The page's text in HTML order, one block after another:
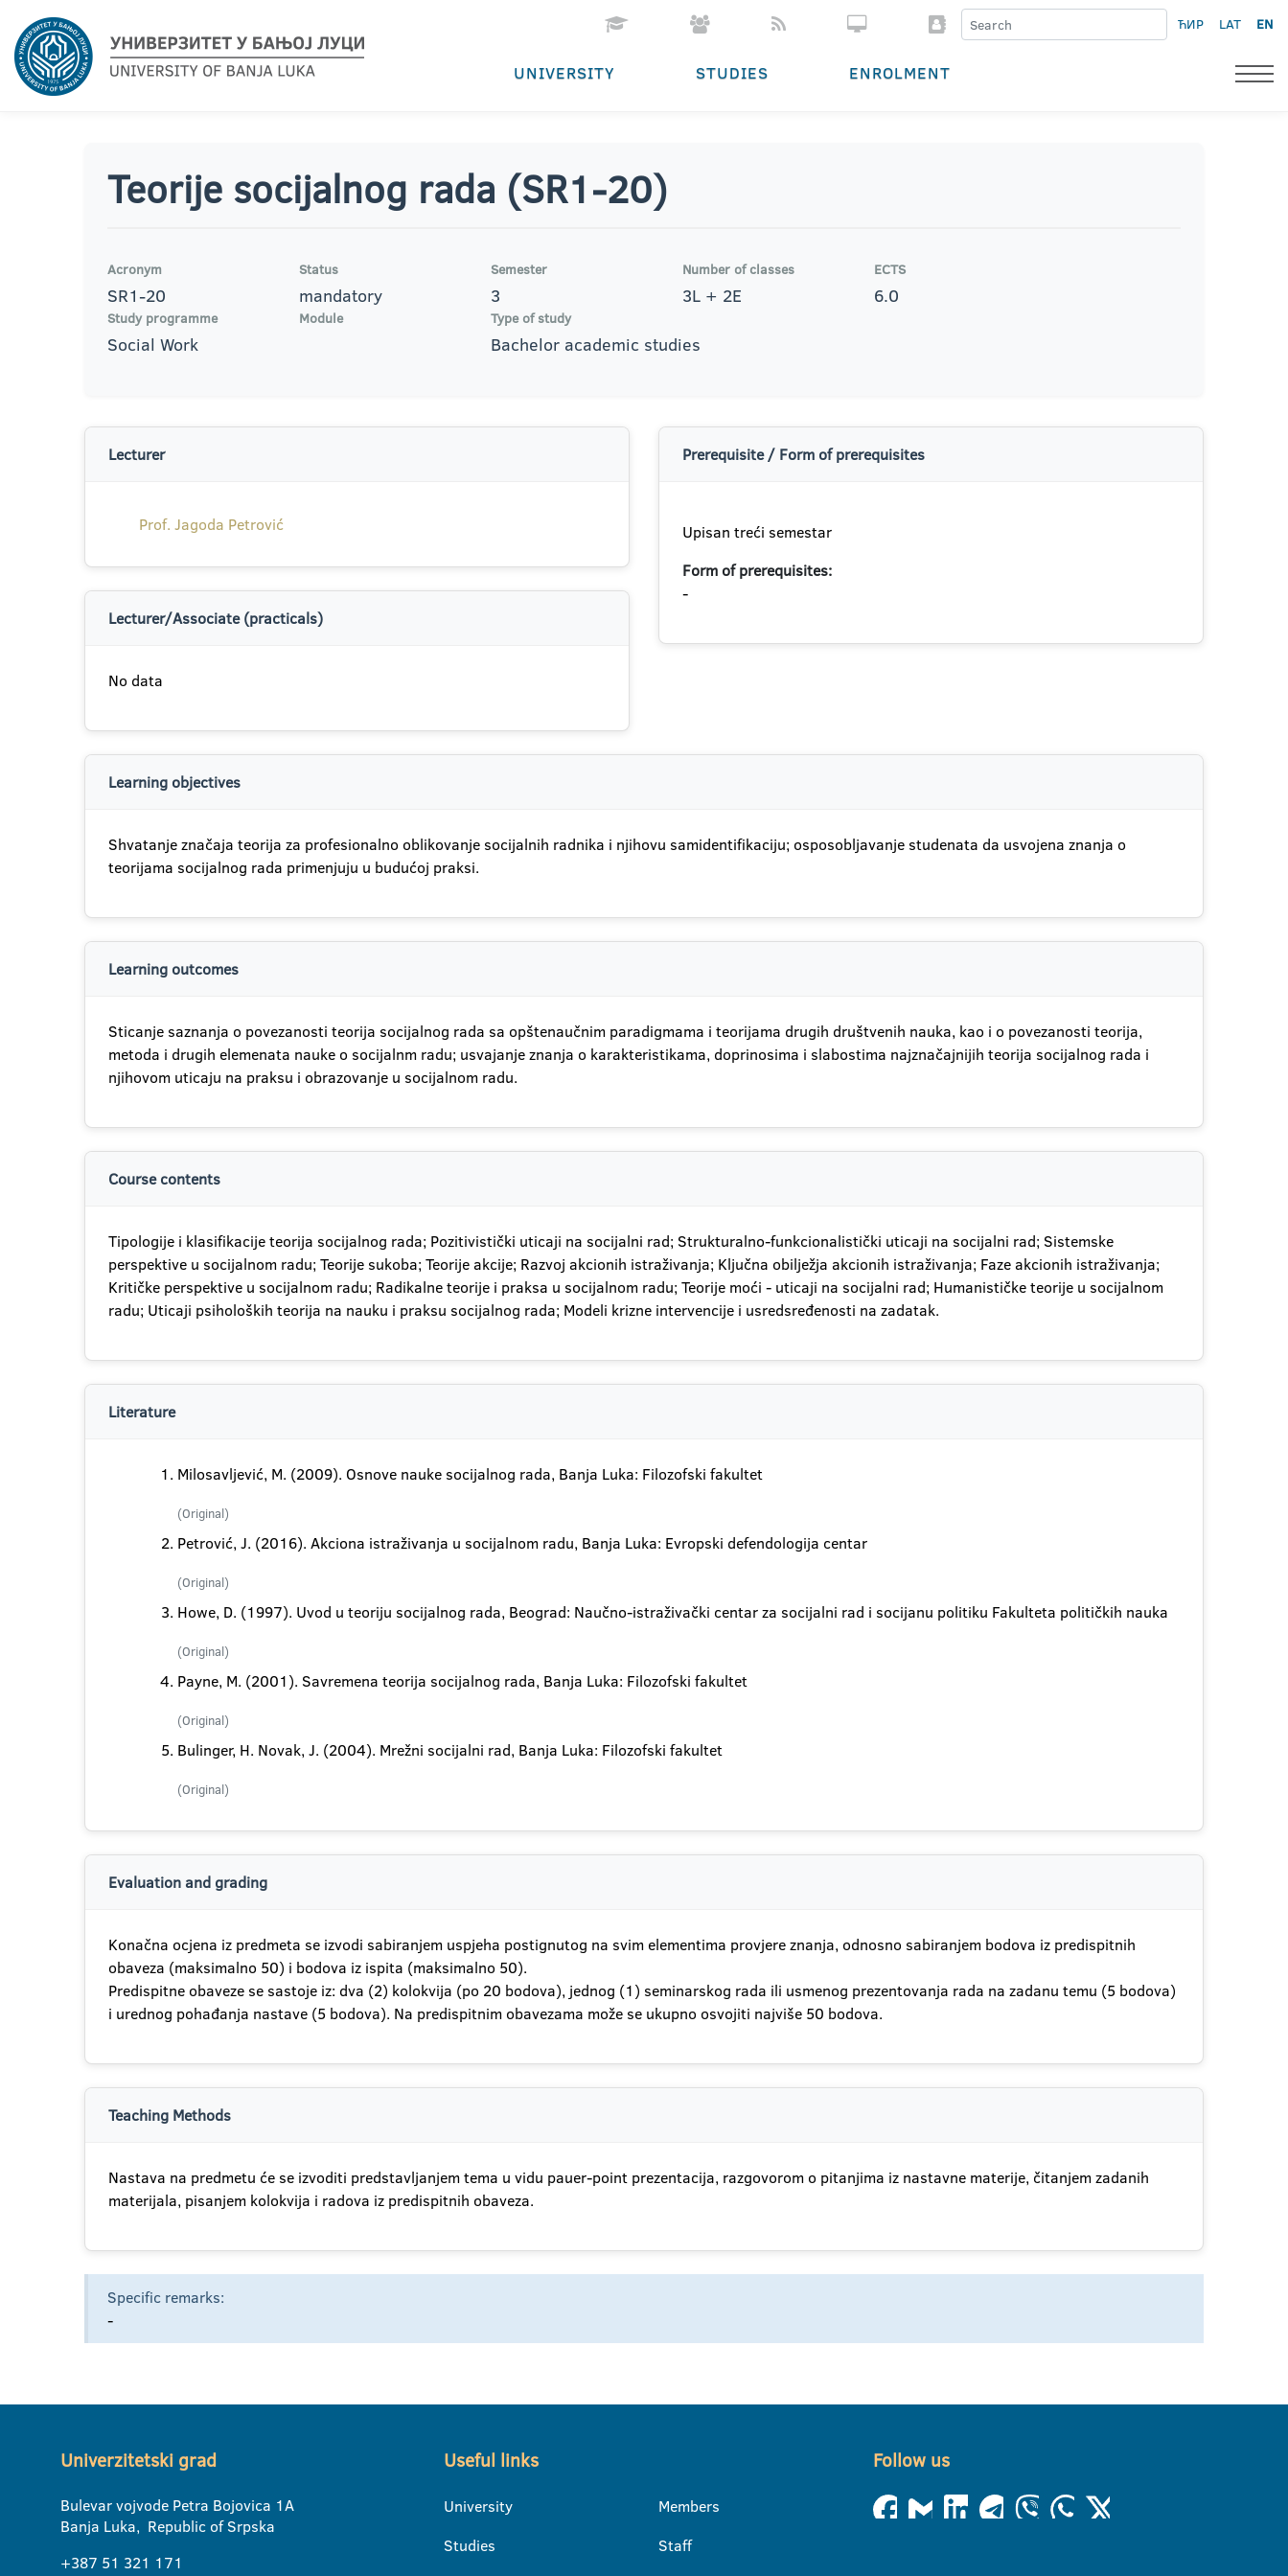
ЋИР LAT EN
UNIVERSITY STUDIES ENROLMENT
Teorije socijalnog rada (SR1-20)
Acronym
SR1-20
Status
mandatory
Semester
3
Number of classes
3L + 2E
ECTS
6.0
Study programme
Social Work
Module Type of study
Bachelor academic studies
Lecturer
Prof. Jagoda Petrović
Lecturer/Associate (practicals)
No data
Prerequisite / Form of prerequisites
Upisan treći semestar
Form of prerequisites:
-
Learning objectives
Shvatanje značaja teorija za profesionalno oblikovanje socijalnih radnika i njihovu samidentifikaciju; osposobljavanje studenata da usvojena znanja o
teorijama socijalnog rada primenjuju u budućoj praksi.
Learning outcomes
Sticanje saznanja o povezanosti teorija socijalnog rada sa opštenaučnim paradigmama i teorijama drugih društvenih nauka, kao i o povezanosti teorija,
metoda i drugih elemenata nauke o socijalnm radu; usvajanje znanja o karakteristikama, doprinosima i slabostima najznačajnijih teorija socijalnog rada i
njihovom uticaju na praksu i obrazovanje u socijalnom radu.
Course contents
Tipologije i klasifikacije teorija socijalnog rada; Pozitivistički uticaji na socijalni rad; Strukturalno-funkcionalistički uticaji na socijalni rad; Sistemske
perspektive u socijalnom radu; Teorije sukoba; Teorije akcije; Razvoj akcionih istraživanja; Ključna obilježja akcionih istraživanja; Faze akcionih istraživanja;
Kritičke perspektive u socijalnom radu; Radikalne teorije i praksa u socijalnom radu; Teorije moći - uticaji na socijalni rad; Humanističke teorije u socijalnom
radu; Uticaji psiholoških teorija na nauku i praksu socijalnog rada; Modeli krizne intervencije i usredsređenosti na zadatak.
Literature
Milosavljević, M. (2009). Osnove nauke socijalnog rada, Banja Luka: Filozofski fakultet
(Original)
Petrović, J. (2016). Akciona istraživanja u socijalnom radu, Banja Luka: Evropski defendologija centar
(Original)
Howe, D. (1997). Uvod u teoriju socijalnog rada, Beograd: Naučno-istraživački centar za socijalni rad i socijanu politiku Fakulteta političkih nauka
(Original)
Payne, M. (2001). Savremena teorija socijalnog rada, Banja Luka: Filozofski fakultet
(Original)
Bulinger, H. Novak, J. (2004). Mrežni socijalni rad, Banja Luka: Filozofski fakultet
(Original)
Evaluation and grading
Konačna ocjena iz predmeta se izvodi sabiranjem uspjeha postignutog na svim elementima provjere znanja, odnosno sabiranjem bodova iz predispitnih
obaveza (maksimalno 50) i bodova iz ispita (maksimalno 50).
Predispitne obaveze se sastoje iz: dva (2) kolokvija (po 20 bodova), jednog (1) seminarskog rada ili usmenog prezentovanja rada na zadanu temu (5 bodova)
i urednog pohađanja nastave (5 bodova). Na predispitnim obavezama može se ukupno osvojiti najviše 50 bodova.
Teaching Methods
Nastava na predmetu će se izvoditi predstavljanjem tema u vidu pauer-point prezentacija, razgovorom o pitanjima iz nastavne materije, čitanjem zadanih
materijala, pisanjem kolokvija i radova iz predispitnih obaveza.
Specific remarks:
-
Univerzitetski grad
Bulevar vojvode Petra Bojovica 1A
Banja Luka, Republic of Srpska
+387 51 321 171
Useful links
University
Studies
Members
Staff
Follow us